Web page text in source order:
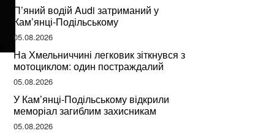
П’яний водій Audi затриманий у
Кам’янці-Подільському
05.08.2026
На Хмельниччині легковик зіткнувся з
мотоциклом: один постраждалий
05.08.2026
У Кам’янці-Подільському відкрили
меморіал загиблим захисникам
05.08.2026